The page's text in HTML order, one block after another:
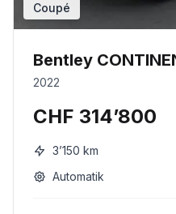
Coupé
Bentley
2022
CHF 314’800
3’150 km
Automatik